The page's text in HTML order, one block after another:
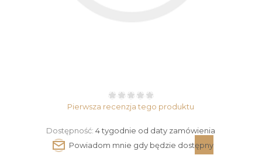
Pierwsza recenzja tego produktu
Dostępność: 4 tygodnie od daty zamówienia